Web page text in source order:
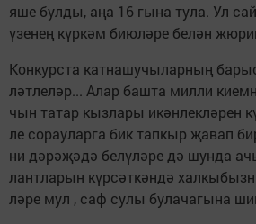
яше бул­ды, аңа 16 гы­на ту­ла. Ул
үзе­нең күр­кәм би­ю­лә­ре бе­лән
Кон­кур­ста кат­на­шу­чы­лар­ның
ләт­ле­ләр... Алар баш­та мил­ли
чын та­тар кыз­ла­ры икән­лек­лә­рен
ле со­рау­лар­га бик тап­кыр җа­вап
ни дә­рә­җә­дә бе­лү­лә­ре дә шун­да
лант­ла­рын күр­сәт­кән­дә
лә­ре мул , саф су­лы бу­ла­ча­гы­на